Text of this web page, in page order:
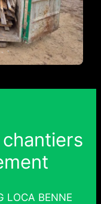
LOCA BENNE